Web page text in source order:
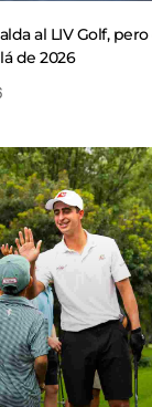
al LIV Golf,
de 2026